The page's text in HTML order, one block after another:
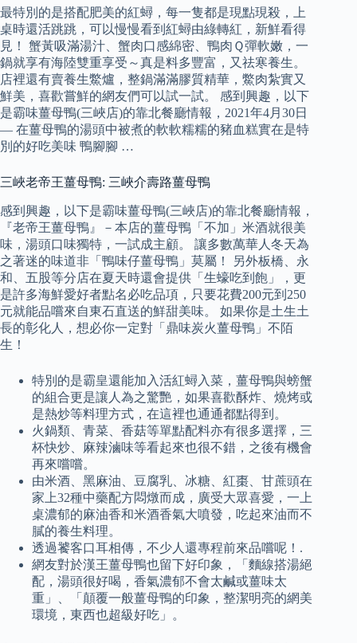
最特別的是搭配肥美的紅蟳，每一隻都是現點現殺，上
桌時還活跳跳，可以慢慢看到紅蟳由綠轉紅，新鮮看得
見！ 蟹黃吸滿湯汁、蟹肉口感綿密、鴨肉Ｑ彈軟嫩，一
鍋就享有海陸雙重享受～真是料多豐富，又祛寒養生。
店裡還有賣養生鱉爐，整鍋滿滿膠質精華，鱉肉紮實又
鮮美，喜歡嘗鮮的網友們可以試一試。 感到興趣，以下
是霸味薑母鴨(三峽店)的靠北餐廳情報，2021年4月30日
— 在薑母鴨的湯頭中被煮的軟軟糯糯的豬血糕實在是特
別的好吃美味️️ 鴨腳腳 …
三峽老帝王薑母鴨: 三峽介壽路薑母鴨
感到興趣，以下是霸味薑母鴨(三峽店)的靠北餐廳情報，
『老帝王薑母鴨』－本店的薑母鴨「不加」米酒就很美
味，湯頭口味獨特，一試成主顧。 讓多數萬華人冬天為
之著迷的味道非「鴨味仔薑母鴨」莫屬！ 另外板橋、永
和、五股等分店在夏天時還會提供「生蠔吃到飽」，更
是許多海鮮愛好者點名必吃品項，只要花費200元到250
元就能品嚐來自東石直送的鮮甜美味。 如果你是土生土
長的彰化人，想必你一定對「鼎味炭火薑母鴨」不陌
生！
特別的是霸皇還能加入活紅蟳入菜，薑母鴨與螃蟹
的組合更是讓人為之驚艷，如果喜歡酥炸、燒烤或
是熱炒等料理方式，在這裡也通通都點得到。
火鍋類、青菜、香菇等單點配料亦有很多選擇，三
杯快炒、麻辣滷味等看起來也很不錯，之後有機會
再來嚐嚐。
由米酒、黑麻油、豆腐乳、冰糖、紅棗、甘蔗頭在
家上32種中藥配方悶燉而成，廣受大眾喜愛，一上
桌濃郁的麻油香和米酒香氣大噴發，吃起來油而不
膩的養生料理。
透過饕客口耳相傳，不少人還專程前來品嚐呢！.
網友對於漢王薑母鴨也留下好印象，「麵線搭湯絕
配，湯頭很好喝，香氣濃郁不會太鹹或薑味太
重」、「顛覆一般薑母鴨的印象，整潔明亮的網美
環境，東西也超級好吃」。